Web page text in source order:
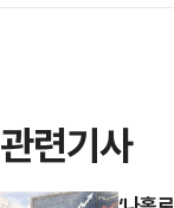
관련기사